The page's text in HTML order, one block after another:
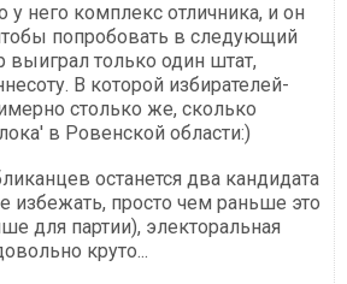
него комплекс отличника, и он
попробовать в следующий
выиграл только один штат,
В которой избирателей-
столько же, сколько
в Ровенской области:)
останется два кандидата
избежать, просто чем раньше это
для партии), электоральная
круто...